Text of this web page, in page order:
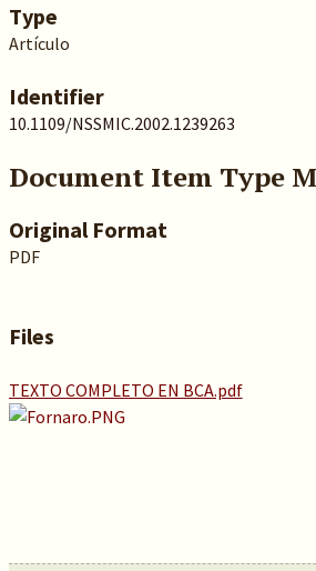
Type
Artículo
Identifier
10.1109/NSSMIC.2002.1239263
Document Item Type
Original Format
PDF
Files
TEXTO COMPLETO EN BCA.pdf